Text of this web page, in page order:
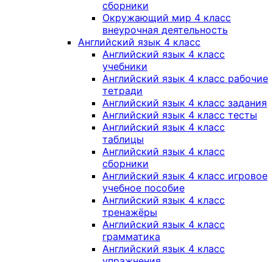
сборники
Окружающий мир 4 класс
внеурочная деятельность
Английский язык 4 класс
Английский язык 4 класс
учебники
Английский язык 4 класс рабочие
тетради
Английский язык 4 класс задания
Английский язык 4 класс тесты
Английский язык 4 класс
таблицы
Английский язык 4 класс
сборники
Английский язык 4 класс игровое
учебное пособие
Английский язык 4 класс
тренажёры
Английский язык 4 класс
грамматика
Английский язык 4 класс